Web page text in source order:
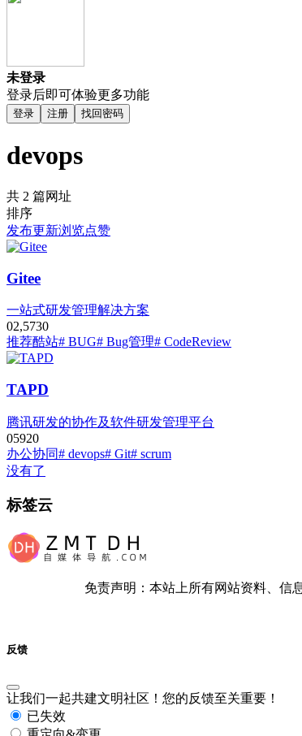
未登录
登录后即可体验更多功能
登录 注册 找回密码
devops
共 2 篇网址
排序
发布更新浏览点赞
Gitee
一站式研发管理解决方案
02,5730
推荐酷站# BUG# Bug管理# CodeReview
TAPD
腾讯研发的协作及软件研发管理平台
05920
办公协同# devops# Git# scrum
没有了
标签云
免责声明：本站上所有网站资料、信
反馈
让我们一起共建文明社区！您的反馈至关重要！
已失效